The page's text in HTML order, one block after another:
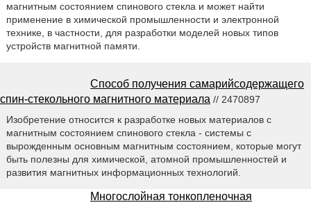
магнитным состоянием спинового стекла и может найти
применение в химической промышленности и электронной
технике, в частности, для разработки моделей новых типов
устройств магнитной памяти.
Способ получения самарийсодержащего
спин-стекольного магнитного материала // 2470897
Изобретение относится к разработке новых материалов с
магнитным состоянием спинового стекла - системы с
вырожденным основным магнитным состоянием, которые могут
быть полезны для химической, атомной промышленностей и
развития магнитных информационных технологий.
Многослойная тонкопленочная